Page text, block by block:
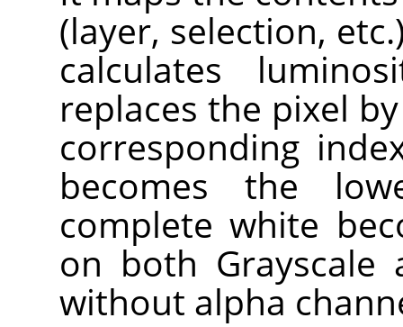
(layer, selection,
calculates
replaces the pixel
corresponding
becomes the
complete white
on both Grayscale
without alpha